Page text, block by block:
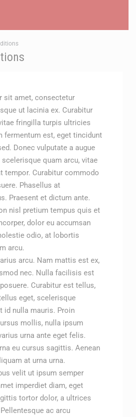
sit amet, consectetur
ut lacinia ex. Curabitur
fringilla turpis ultricies
fermentum est, eget tincidunt
Donec vulputate a augue
quam arcu, vitae
tempor. Curabitur commodo
Phasellus at
Praesent et dictum ante.
nisl pretium tempus quis et
dolor eu accumsan
odio, at lobortis
arcu.
arcu. Nam mattis est ex,
nec. Nulla facilisis est
Curabitur est tellus,
eget, scelerisque
id nulla mauris. Proin
mollis, nulla ipsum
urna ante eget felis.
eu cursus sagittis. Aenean
at urna urna.
velit ut ipsum semper
imperdiet diam, eget
tortor dolor, a ultrices
ac arcu